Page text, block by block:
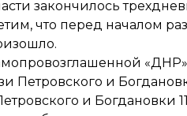
закончилось
что перед началом
«ДНР»
Петровского и
и Богдановки